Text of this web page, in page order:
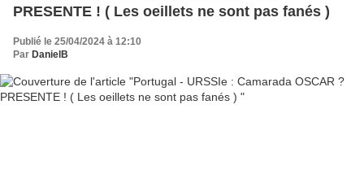
PRESENTE ! ( Les oeillets ne sont pas fanés )
Publié le 25/04/2024 à 12:10
Par DanielB